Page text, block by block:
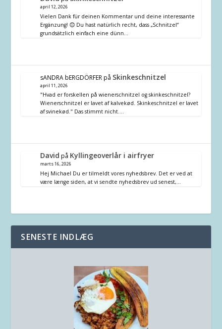
april 12, 2026
Vielen Dank für deinen Kommentar und deine interessante
Ergänzung! 😊 Du hast natürlich recht, dass „Schnitzel“
grundsätzlich einfach eine dünn…
sANDRA bERGDÖRFERpå Skinkeschnitzel
april 11, 2026
"Hvad er forskellen på wienerschnitzel og skinkeschnitzel?
Wienerschnitzel er lavet af kalvekød. Skinkeschnitzel er lavet
af svinekød." Das stimmt nicht.…
David på Kyllingeoverlår i airfryer
marts 16, 2026
Hej Michael Du er tilmeldt vores nyhedsbrev. Det er ved at
være længe siden, at vi sendte nyhedsbrev ud senest,…
SENESTE INDLÆG